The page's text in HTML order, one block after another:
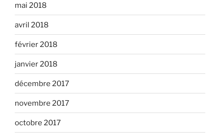
mai 2018
avril 2018
février 2018
janvier 2018
décembre 2017
novembre 2017
octobre 2017